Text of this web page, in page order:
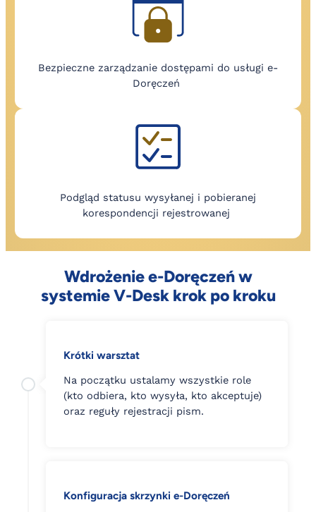
Bezpieczne zarządzanie dostępami do usługi e-
Doręczeń
Podgląd statusu wysyłanej i pobieranej
korespondencji rejestrowanej
Wdrożenie e-Doręczeń w
systemie V-Desk krok po kroku
Krótki warsztat
Na początku ustalamy wszystkie role
(kto odbiera, kto wysyła, kto akceptuje)
oraz reguły rejestracji pism.
Konfiguracja skrzynki e-Doręczeń